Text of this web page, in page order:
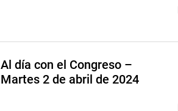
Al día con el Congreso –
Martes 2 de abril de 2024